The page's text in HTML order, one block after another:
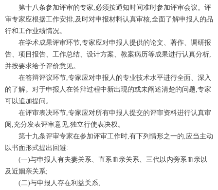
第十八条参加评审的专家,必须按通知时间准时参加评审会议。评
审专家应根据工作安排,及时对申报材料认真审核,全面了解申报人的品
行和工作业绩情况。
在学术成果评审环节,专家应对申报人提供的论文、著作、调研报
告、项目报告、工作总结、设计方案、教案病历等成果进行认真分析,
并按要求给予评价意见。
在答辩评议环节,专家应对申报人的专业技术水平进行全面、深入
的了解。对于申报人在答辩过程中新出现的或未阐述清楚的问题,专家
可以追加提问。
在评审表决环节,专家应对所有申报人提交的评审资料进行认真审
阅,充分发表评审意见,独立行使表决权。
第十九条评审专家在参加评审工作时,有下列情形之一的,应当主动
以书面形式提出回避:
(一)与申报人有夫妻关系、直系血亲关系、三代以内旁系血亲以
及近姻亲关系;
(二)与申报人存在利益关系;